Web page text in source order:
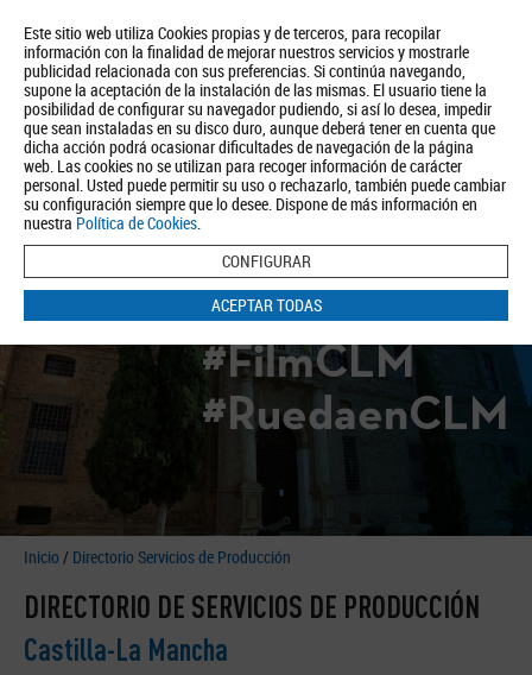
Este sitio web utiliza Cookies propias y de terceros, para recopilar
información con la finalidad de mejorar nuestros servicios y mostrarle
publicidad relacionada con sus preferencias. Si continúa navegando,
supone la aceptación de la instalación de las mismas. El usuario tiene la
posibilidad de configurar su navegador pudiendo, si así lo desea, impedir
que sean instaladas en su disco duro, aunque deberá tener en cuenta que
dicha acción podrá ocasionar dificultades de navegación de la página
web. Las cookies no se utilizan para recoger información de carácter
personal. Usted puede permitir su uso o rechazarlo, también puede cambiar
su configuración siempre que lo desee. Dispone de más información en
nuestra Política de Cookies.
CONFIGURAR
ACEPTAR TODAS
Quiénes somos Turismo Política de Privacidad Aviso Legal
Política de Cookies
BUSCAR
#FilmCLM
#RuedaenCLM
Inicio / Directorio Servicios de Producción
DIRECTORIO DE SERVICIOS DE PRODUCCIÓN
Castilla-La Mancha